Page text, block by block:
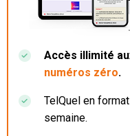
Accès illimité
numéros zéro.
TelQuel en
semaine.